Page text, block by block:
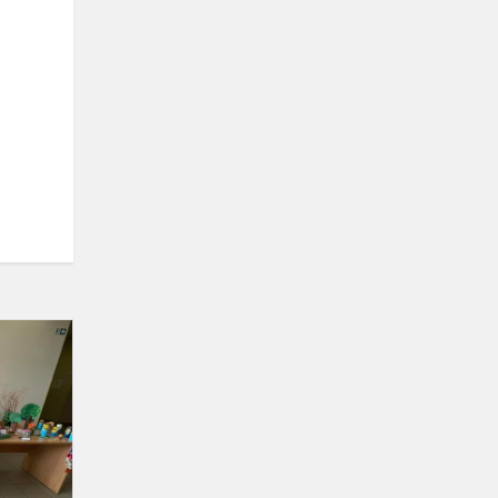
daiktams
antrą
gyvenimą”